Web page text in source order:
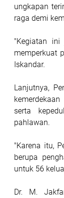
ungkapan
raga demi
"Kegiatan
memperkuat
Iskandar.
Lanjutnya,
serta
pahlawan.
"Karena itu,
berupa
untuk 56
Dr. M.